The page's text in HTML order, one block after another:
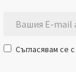
Съгласявам се с